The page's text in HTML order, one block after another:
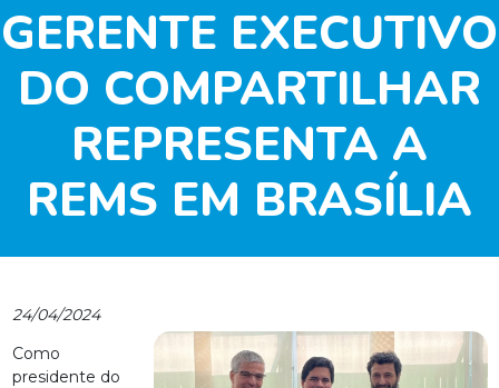
GERENTE EXECUTIVO
DO COMPARTILHAR
REPRESENTA A
REMS EM BRASÍLIA
24/04/2024
Como
presidente do